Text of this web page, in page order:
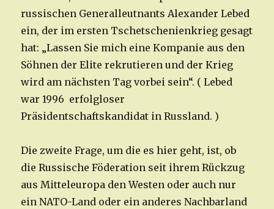
russischen Generalleutnants Alexander Lebed
ein, der im ersten Tschetschenienkrieg gesagt
hat: „Lassen Sie mich eine Kompanie aus den
Söhnen der Elite rekrutieren und der Krieg
wird am nächsten Tag vorbei sein“. ( Lebed
war 1996 erfolgloser
Präsidentschaftskandidat in Russland. )
Die zweite Frage, um die es hier geht, ist, ob
die Russische Föderation seit ihrem Rückzug
aus Mitteleuropa den Westen oder auch nur
ein NATO-Land oder ein anderes Nachbarland